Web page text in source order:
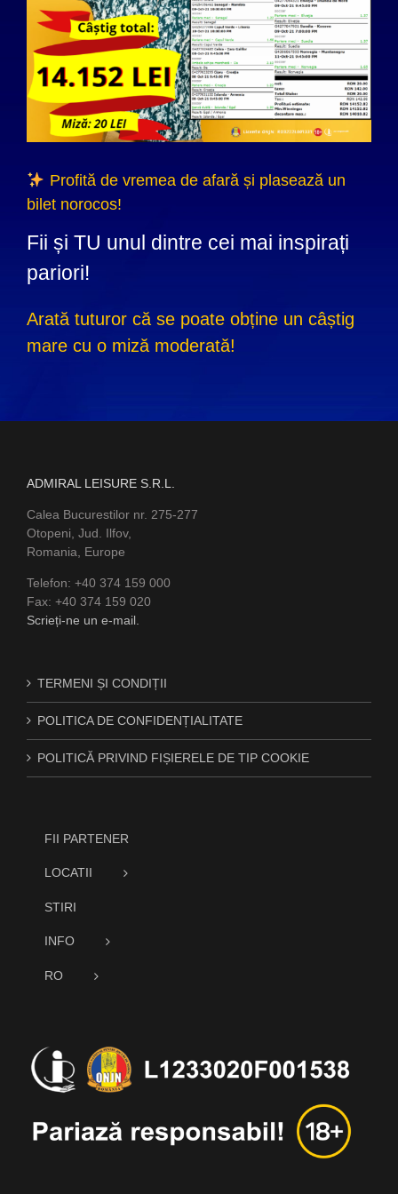
Profită de vremea de afară și plasează un
bilet norocos!
Fii și TU unul dintre cei mai inspirați
pariori!
Arată tuturor că se poate obține un câștig
mare cu o miză moderată!
ADMIRAL LEISURE S.R.L.
Calea Bucurestilor nr. 275-277
Otopeni, Jud. Ilfov,
Romania, Europe
Telefon: +40 374 159 000
Fax: +40 374 159 020
Scrieți-ne un e-mail.
TERMENI ȘI CONDIȚII
POLITICA DE CONFIDENȚIALITATE
POLITICĂ PRIVIND FIȘIERELE DE TIP COOKIE
FII PARTENER
LOCATII
STIRI
INFO
RO